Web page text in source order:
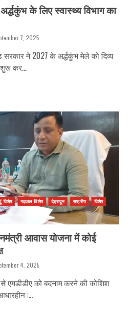
के लिए स्वास्थ्य विभाग का
7, 2025
सरकार ने 2027 के अर्द्धकुंभ मेले को दिव्य
शुरू कर...
विशेष गढ़वाल विशेष देहरादून राष्ट्रीय
विशेष
आवास योजना में कोई
4, 2025
एमडीडीए को बदनाम करने की कोशिश
:...